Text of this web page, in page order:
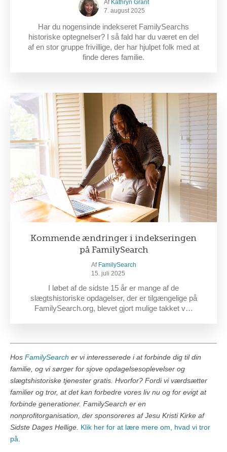
Af Kathryn Grant
7. august 2025
Har du nogensinde indekseret FamilySearchs
historiske optegnelser? I så fald har du været en del
af en stor gruppe frivillige, der har hjulpet folk med at
finde deres familie.
Kommende ændringer i indekseringen
på FamilySearch
Af FamilySearch
15. juli 2025
I løbet af de sidste 15 år er mange af de
slægtshistoriske opdagelser, der er tilgængelige på
FamilySearch.org, blevet gjort mulige takket v…
Hos FamilySearch er vi interesserede i at forbinde dig til din
familie, og vi sørger for sjove opdagelsesoplevelser og
slægtshistoriske tjenester gratis. Hvorfor? Fordi vi værdsætter
familier og tror, at det kan forbedre vores liv nu og for evigt at
forbinde generationer. FamilySearch er en
nonprofitorganisation, der sponsoreres af Jesu Kristi Kirke af
Sidste Dages Hellige. Klik her for at lære mere om, hvad vi tror
på